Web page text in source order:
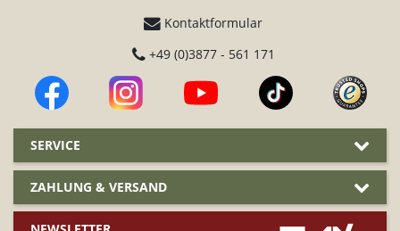
Kontaktformular
+49 (0)3877 - 561 171
SERVICE
ZAHLUNG & VERSAND